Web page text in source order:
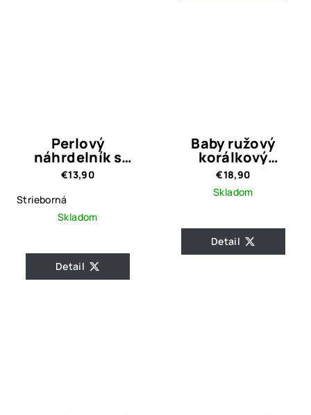
Perlový
náhrdelník s
retiazkou a
srdiečkom
€13,90
Strieborná
Skladom
Detail
Baby ružový
korálkový
náhrdelník Viwien
€18,90
Skladom
Detail